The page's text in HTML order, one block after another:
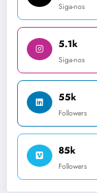
Siga-nos
5.1k
Siga-nos
55k
Followers
85k
Followers